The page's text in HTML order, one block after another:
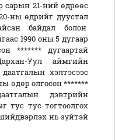
сарын 21-ний өдрөөс
ны өдрийг дуустал
байдал болон
1990 оны 5 дугаар
******* дугаартай
Уул аймгийн
хэлтэсээс
өдөр олгосон *******
дэвтрийн
тус тус тогтоолгох
нь зүйтэй